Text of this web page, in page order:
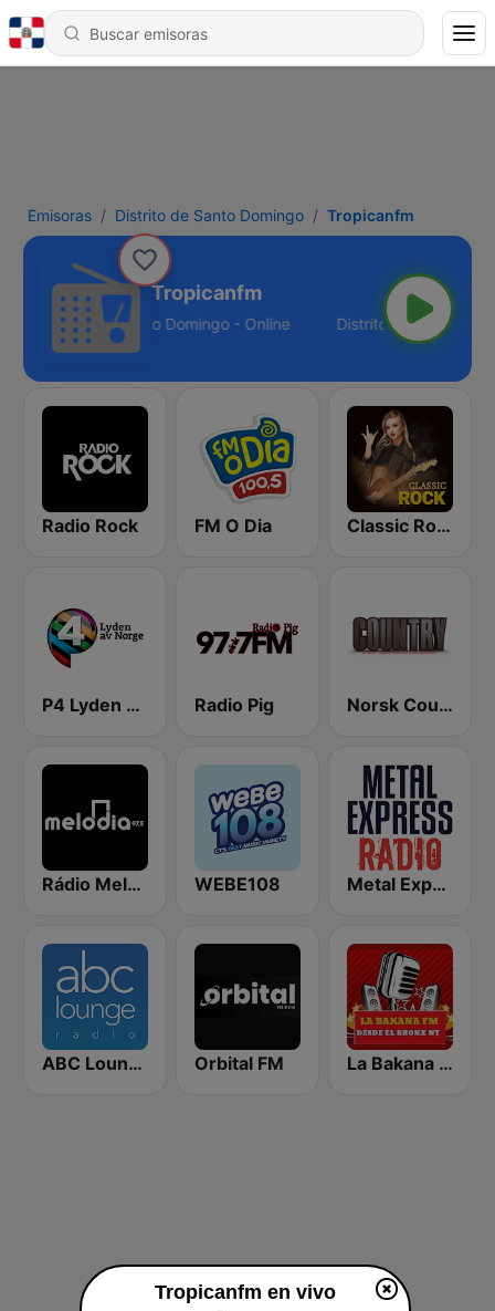
Emisoras Distrito de Santo Domingo Tropicanfm
Tropicanfm
Distrito de Santo Domingo - Online
Radio Rock FM O Dia Classic Rock Station
P4 Lyden av Norge Radio Pig Norsk Country Radio
Rádio Melodia FM WEBE108 Metal Express
ABC Lounge Jazz Orbital FM La Bakana FM
Tropicanfm en vivo